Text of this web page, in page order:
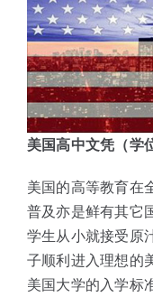
美国高中文凭（学
美国的高等教育在
普及亦是鲜有其它
学生从小就接受原
子顺利进入理想的
美国大学的入学标